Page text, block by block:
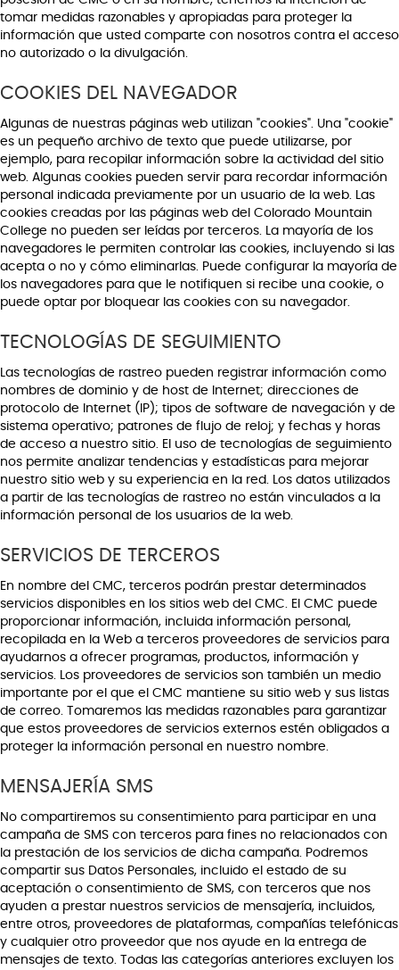
tomar medidas razonables y apropiadas para proteger la
información que usted comparte con nosotros contra el acceso
no autorizado o la divulgación.
COOKIES DEL NAVEGADOR
Algunas de nuestras páginas web utilizan "cookies". Una "cookie"
es un pequeño archivo de texto que puede utilizarse, por
ejemplo, para recopilar información sobre la actividad del sitio
web. Algunas cookies pueden servir para recordar información
personal indicada previamente por un usuario de la web. Las
cookies creadas por las páginas web del Colorado Mountain
College no pueden ser leídas por terceros. La mayoría de los
navegadores le permiten controlar las cookies, incluyendo si las
acepta o no y cómo eliminarlas. Puede configurar la mayoría de
los navegadores para que le notifiquen si recibe una cookie, o
puede optar por bloquear las cookies con su navegador.
TECNOLOGÍAS DE SEGUIMIENTO
Las tecnologías de rastreo pueden registrar información como
nombres de dominio y de host de Internet; direcciones de
protocolo de Internet (IP); tipos de software de navegación y de
sistema operativo; patrones de flujo de reloj; y fechas y horas
de acceso a nuestro sitio. El uso de tecnologías de seguimiento
nos permite analizar tendencias y estadísticas para mejorar
nuestro sitio web y su experiencia en la red. Los datos utilizados
a partir de las tecnologías de rastreo no están vinculados a la
información personal de los usuarios de la web.
SERVICIOS DE TERCEROS
En nombre del CMC, terceros podrán prestar determinados
servicios disponibles en los sitios web del CMC. El CMC puede
proporcionar información, incluida información personal,
recopilada en la Web a terceros proveedores de servicios para
ayudarnos a ofrecer programas, productos, información y
servicios. Los proveedores de servicios son también un medio
importante por el que el CMC mantiene su sitio web y sus listas
de correo. Tomaremos las medidas razonables para garantizar
que estos proveedores de servicios externos estén obligados a
proteger la información personal en nuestro nombre.
MENSAJERÍA SMS
No compartiremos su consentimiento para participar en una
campaña de SMS con terceros para fines no relacionados con
la prestación de los servicios de dicha campaña. Podremos
compartir sus Datos Personales, incluido el estado de su
aceptación o consentimiento de SMS, con terceros que nos
ayuden a prestar nuestros servicios de mensajería, incluidos,
entre otros, proveedores de plataformas, compañías telefónicas
y cualquier otro proveedor que nos ayude en la entrega de
mensajes de texto. Todas las categorías anteriores excluyen los